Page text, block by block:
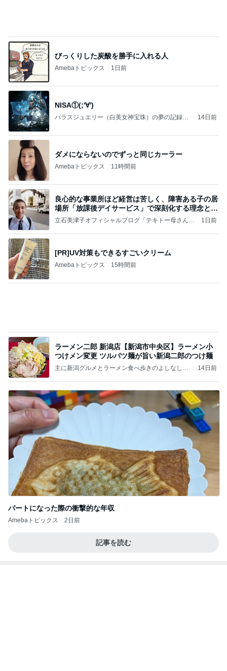
びっくりした炭酸を勝手に入れる人
Amebaトピックス 1日前
NISA①(;'∀')
パラスジュエリー（白美女神宝珠）の夢の記録
14日前
ダメにならないのでずっと同じカーラー
Amebaトピックス 11時間前
良心的な事業所ほど経営は苦しく、障害ある子の居
場所「放課後デイサービス」で深刻化する理念と現
実の
立石美津子オフィシャルブログ「テキトー母さんの
1日前
[PR]UV対策もできるすごいクリーム
Amebaトピックス 15時間前
ラーメン二郎 新潟店【新潟市中央区】ラーメン小
つけメン変更 ツルパツ麺が旨い新潟二郎のつけ麺
主に新潟グルメとラーメン食べ歩きのよしなしご
14日前
パートになった際の衝撃的な年収
Amebaトピックス 2日前
記事を読む